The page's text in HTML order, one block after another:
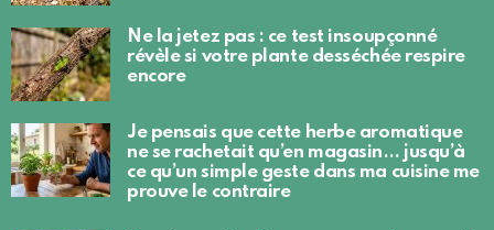
Ne la jetez pas : ce test insoupçonné
révèle si votre plante desséchée respire
encore
Je pensais que cette herbe aromatique
ne se rachetait qu’en magasin… jusqu’à
ce qu’un simple geste dans ma cuisine me
prouve le contraire